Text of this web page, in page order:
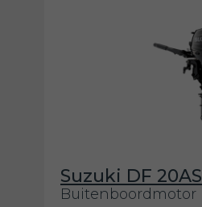
Suzuki DF 20AS
Buitenboordmotor